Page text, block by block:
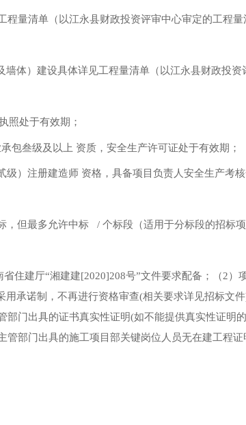
量清单（以江永县财政投资评审中心审定的工程
体）建设具体详见工程量清单（以江永县财政投
照处于有效期；
包叁级及以上 资质，安全生产许可证处于有效期；
）注册建造师 资格，具备项目负责人安全生产考核
但最多允许中标 / 个标段（适用于分标段的招标项
住建厅“湘建建[2020]208号”文件要求配备；（2
承诺制，不再进行资格审查(相关要求详见招标文
门出具的证书真实性证明(如不能提供真实性证明
部门出具的施工项目部关键岗位人员无在建工程